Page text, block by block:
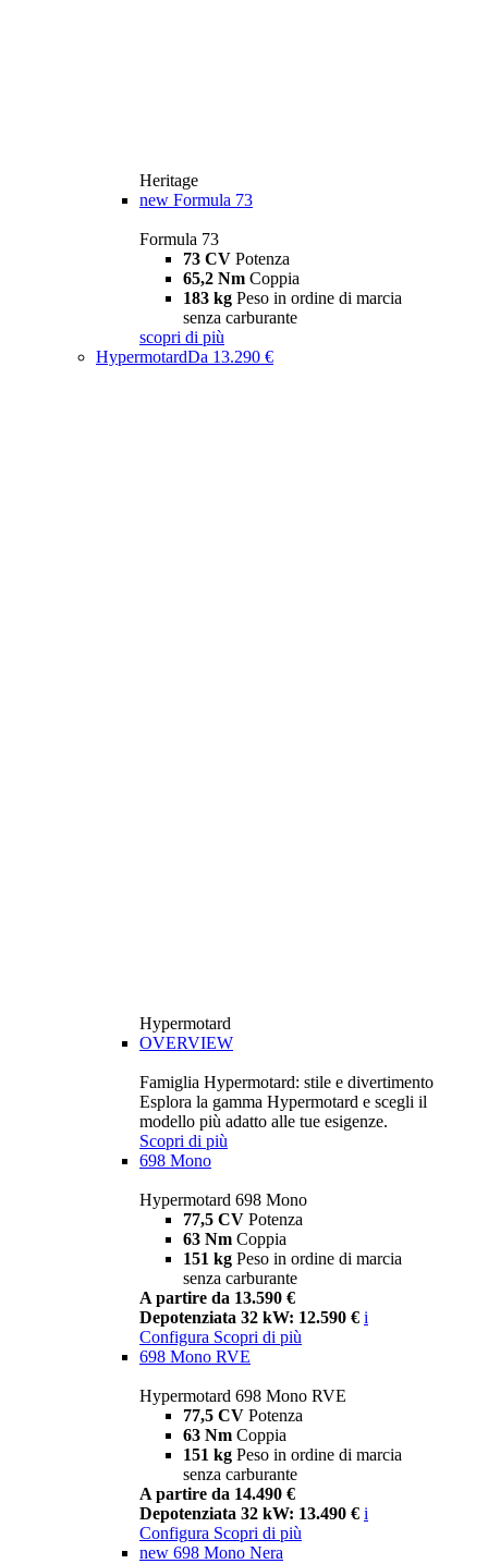
Heritage
new Formula 73
Formula 73
73 CV Potenza
65,2 Nm Coppia
183 kg Peso in ordine di marcia
senza carburante
scopri di più
HypermotardDa 13.290 €
Hypermotard
OVERVIEW
Famiglia Hypermotard: stile e divertimento
Esplora la gamma Hypermotard e scegli il
modello più adatto alle tue esigenze.
Scopri di più
698 Mono
Hypermotard 698 Mono
77,5 CV Potenza
63 Nm Coppia
151 kg Peso in ordine di marcia
senza carburante
A partire da 13.590 €
Depotenziata 32 kW: 12.590 € i
Configura Scopri di più
698 Mono RVE
Hypermotard 698 Mono RVE
77,5 CV Potenza
63 Nm Coppia
151 kg Peso in ordine di marcia
senza carburante
A partire da 14.490 €
Depotenziata 32 kW: 13.490 € i
Configura Scopri di più
new 698 Mono Nera